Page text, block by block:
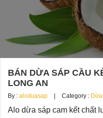
BÁN DỪA SÁP CẦU
LONG AN
By : aloduasap Category :
Alo dừa sáp cam kết chất